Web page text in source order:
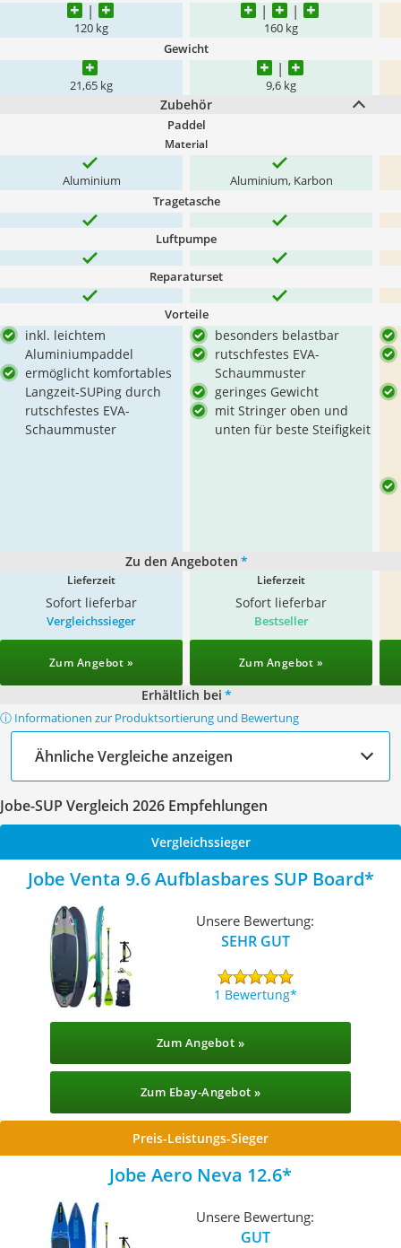
120 kg 160 kg
Gewicht
21,65 kg 9,6 kg
Zubehör
Paddel
Material
Aluminium Aluminium, Karbon
Tragetasche
Luftpumpe
Reparaturset
Vorteile
inkl. leichtem
Aluminiumpaddel
ermöglicht komfortables
Langzeit-SUPing durch
rutschfestes EVA-
Schaummuster
besonders belastbar
rutschfestes EVA-
Schaummuster
geringes Gewicht
mit Stringer oben und
unten für beste Steifigkeit
Zu den Angeboten *
Lieferzeit
Sofort lieferbar
Lieferzeit
Sofort lieferbar
Vergleichssieger
Zum Angebot »
Bestseller
Zum Angebot »
Erhältlich bei *
ⓘ Informationen zur Produktsortierung und Bewertung
Ähnliche Vergleiche anzeigen
Jobe-SUP Vergleich 2026 Empfehlungen
Vergleichssieger
Jobe Venta 9.6 Aufblasbares SUP Board
Unsere Bewertung:
SEHR GUT
1 Bewertung
Zum Angebot »
Zum Ebay-Angebot »
Preis-Leistungs-Sieger
Jobe Aero Neva 12.6
Unsere Bewertung:
GUT